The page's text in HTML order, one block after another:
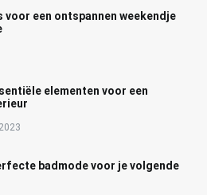
voor een ontspannen weekendje
elementen voor een
badmode voor je volgende